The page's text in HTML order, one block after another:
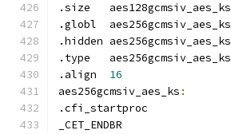
.size	aes128gcmsiv_aes_ks
.globl	aes256gcmsiv_aes_ks
.hidden aes256gcmsiv_aes_ks
.type	aes256gcmsiv_aes_ks
16
aes256gcmsiv_aes_ks :
_CET_ENDBR